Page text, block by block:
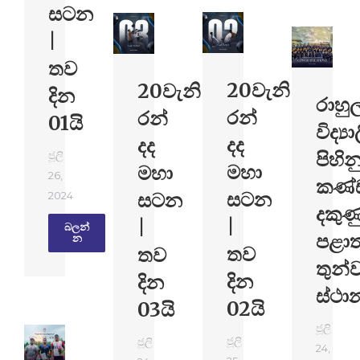
සටන
තව
දින
01යි
ජූලි
26,
2024
බලන්​
න
20වැනි
රන්
දද
මහා
සටන
තව
දින
02යි
ජූලි
20වැනි
රන්
දද
මහා
සටන
තව
දින
03යි
ජූලි
ජූලි
24,